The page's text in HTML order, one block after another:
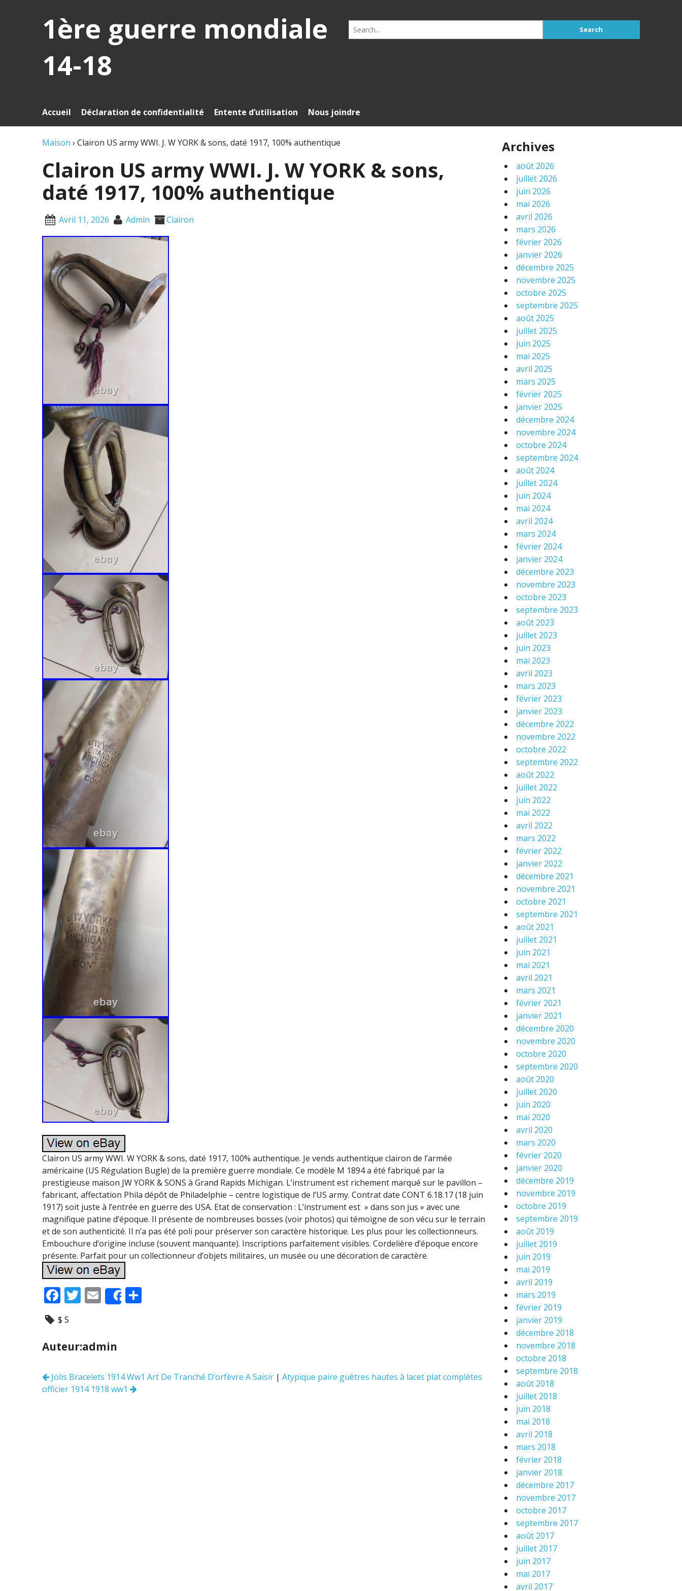
1ère guerre mondiale
14-18
Search
for:
Accueil Déclaration de confidentialité Entente d’utilisation Nous joindre
Maison › Clairon US army WWI. J. W YORK & sons, daté 1917, 100% authentique
Clairon US army WWI. J. W YORK & sons,
daté 1917, 100% authentique
Avril 11, 2026 Admin Clairon
Clairon US army WWI. W YORK & sons, daté 1917, 100% authentique. Je vends authentique clairon de l’armée
américaine (US Régulation Bugle) de la première guerre mondiale. Ce modèle M 1894 a été fabriqué par la
prestigieuse maison JW YORK & SONS à Grand Rapids Michigan. L’instrument est richement marqué sur le pavillon –
fabricant, affectation Phila dépôt de Philadelphie – centre logistique de l’US army. Contrat date CONT 6.18.17 (18 juin
1917) soit juste à l’entrée en guerre des USA. Etat de conservation : L’instrument est » dans son jus » avec une
magnifique patine d’époque. Il présente de nombreuses bosses (voir photos) qui témoigne de son vécu sur le terrain
et de son authenticité. Il n’a pas été poli pour préserver son caractère historique. Les plus pour les collectionneurs.
Embouchure d’origine incluse (souvent manquante). Inscriptions parfaitement visibles. Cordelière d’époque encore
présente. Parfait pour un collectionneur d’objets militaires, un musée ou une décoration de caractère.
F
ac
e
b
o
k
T
er
E
m
l
Share
$ S
Auteur:admin
Navigation
des
Jolis Bracelets 1914 Ww1 Art De Tranché D’orfèvre A Saisir | Atypique paire guêtres hautes à lacet plat complètes
officier 1914 1918 ww1
Archives
août 2026
juillet 2026
juin 2026
mai 2026
avril 2026
mars 2026
février 2026
janvier 2026
décembre 2025
novembre 2025
octobre 2025
septembre 2025
août 2025
juillet 2025
juin 2025
mai 2025
avril 2025
mars 2025
février 2025
janvier 2025
décembre 2024
novembre 2024
octobre 2024
septembre 2024
août 2024
juillet 2024
juin 2024
mai 2024
avril 2024
mars 2024
février 2024
janvier 2024
décembre 2023
novembre 2023
octobre 2023
septembre 2023
août 2023
juillet 2023
juin 2023
mai 2023
avril 2023
mars 2023
février 2023
janvier 2023
décembre 2022
novembre 2022
octobre 2022
septembre 2022
août 2022
juillet 2022
juin 2022
mai 2022
avril 2022
mars 2022
février 2022
janvier 2022
décembre 2021
novembre 2021
octobre 2021
septembre 2021
août 2021
juillet 2021
juin 2021
mai 2021
avril 2021
mars 2021
février 2021
janvier 2021
décembre 2020
novembre 2020
octobre 2020
septembre 2020
août 2020
juillet 2020
juin 2020
mai 2020
avril 2020
mars 2020
février 2020
janvier 2020
décembre 2019
novembre 2019
octobre 2019
septembre 2019
août 2019
juillet 2019
juin 2019
mai 2019
avril 2019
mars 2019
février 2019
janvier 2019
décembre 2018
novembre 2018
octobre 2018
septembre 2018
août 2018
juillet 2018
juin 2018
mai 2018
avril 2018
mars 2018
février 2018
janvier 2018
décembre 2017
novembre 2017
octobre 2017
septembre 2017
août 2017
juillet 2017
juin 2017
mai 2017
avril 2017